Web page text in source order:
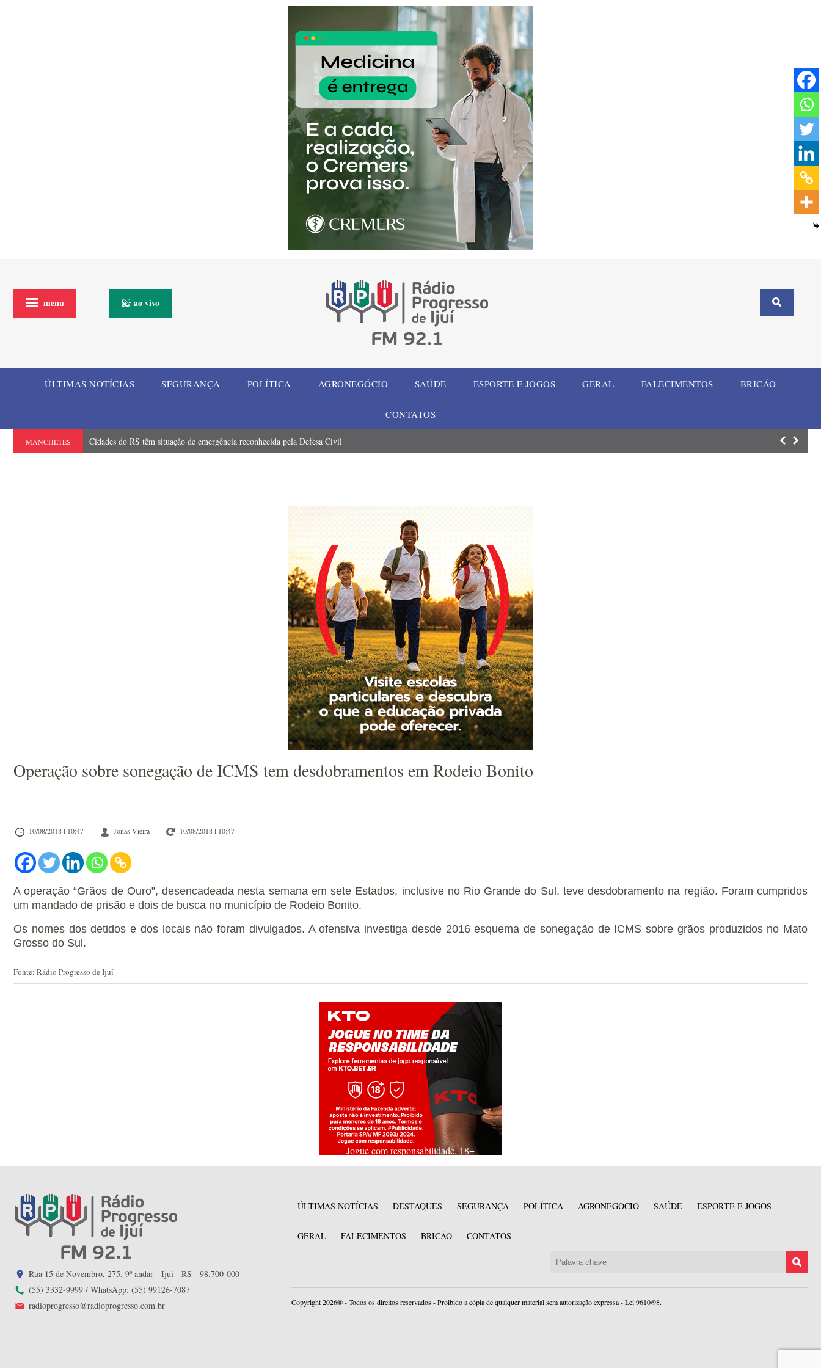
menu ao vivo
ÚLTIMAS NOTÍCIAS SEGURANÇA POLÍTICA AGRONEGÓCIO SAÚDE ESPORTE E JOGOS GERAL FALECIMENTOS BRICÃO
CONTATOS
MANCHETES Cidades do RS têm situação de emergência reconhecida pela Defesa Civil Aluno armado
Operação sobre sonegação de ICMS tem desdobramentos em Rodeio Bonito
10/08/2018 l 10:47 Jonas Vieira 10/08/2018 l 10:47
A operação “Grãos de Ouro”, desencadeada nesta semana em sete Estados, inclusive no Rio Grande do Sul, teve desdobramento na região. Foram cumpridos
um mandado de prisão e dois de busca no município de Rodeio Bonito.
Os nomes dos detidos e dos locais não foram divulgados. A ofensiva investiga desde 2016 esquema de sonegação de ICMS sobre grãos produzidos no Mato
Grosso do Sul.
Fonte: Rádio Progresso de Ijuí
Jogue com responsabilidade. 18+
Rua 15 de Novembro, 275, 9º andar - Ijuí - RS - 98.700-000
(55) 3332-9999 / WhatsApp: (55) 99126-7087
radioprogresso@radioprogresso.com.br
ÚLTIMAS NOTÍCIAS DESTAQUES SEGURANÇA POLÍTICA AGRONEGÓCIO SAÚDE ESPORTE E JOGOS
GERAL FALECIMENTOS BRICÃO CONTATOS
Copyright 2026® - Todos os direitos reservados - Proibido a cópia de qualquer material sem autorização expressa - Lei 9610/98.